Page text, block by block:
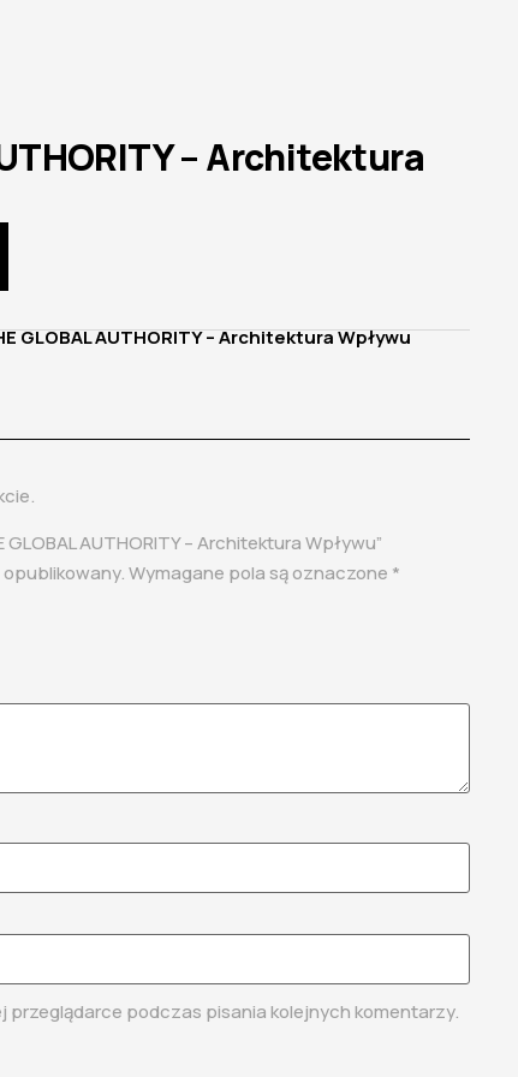
– Architektura
GLOBAL AUTHORITY – Architektura Wpływu
AUTHORITY – Architektura Wpływu”
Wymagane pola są oznaczone *
przeglądarce podczas pisania kolejnych komentarzy.